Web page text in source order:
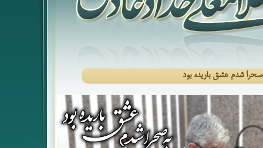
شدم عشق باریده بود